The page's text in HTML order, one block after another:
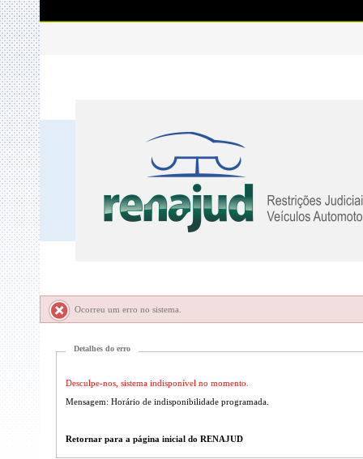
Ocorreu um erro no sistema.
Detalhes do erro
Desculpe-nos, sistema indisponível no momento.
Mensagem: Horário de indisponibilidade programada.
Retornar para a página inicial do RENAJUD